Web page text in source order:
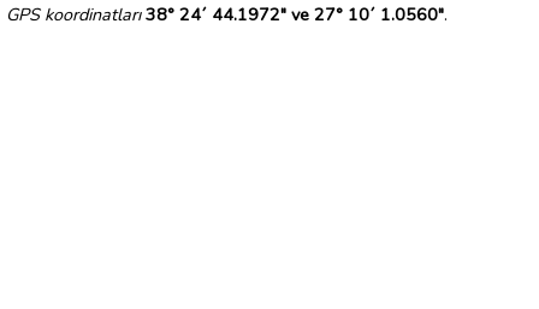
GPS koordinatları 38° 24´ 44.1972" ve 27° 10´ 1.0560".